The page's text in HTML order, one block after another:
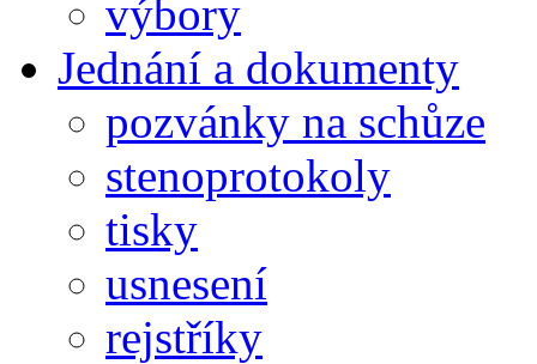
výbory
Jednání a dokumenty
pozvánky na schůze
stenoprotokoly
tisky
usnesení
rejstříky